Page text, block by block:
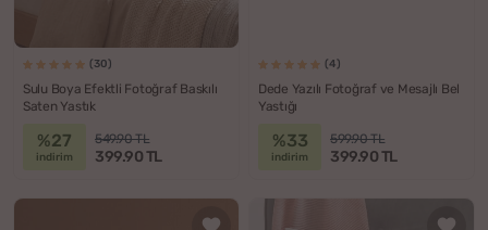
(30)
Sulu Boya Efektli Fotoğraf Baskılı
Saten Yastık
%27
indirim
549.90 TL
399.90 TL
(4)
Dede Yazılı Fotoğraf ve Mesajlı Bel
Yastığı
%33
indirim
599.90 TL
399.90 TL